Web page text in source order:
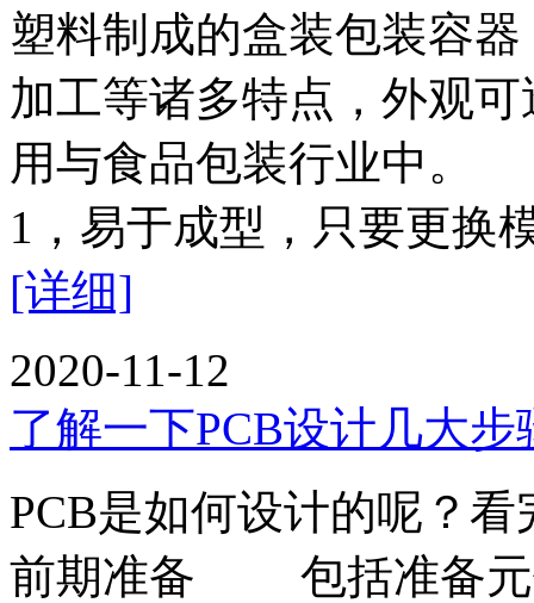
塑料制成的盒装包装容
加工等诸多特点，外观
用与食品包装行业
1，易于成型，只要更换
[详细]
2020-11-12
了解一下PCB设计几大步
PCB是如何设计的呢
前期准备 包括准备元